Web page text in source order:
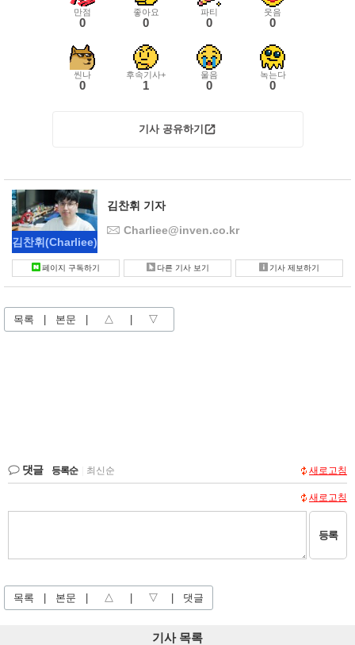
만점
0
좋아요
0
파티
0
웃음
0
씬나
0
후속기사+
1
울음
0
녹는다
0
기사 공유하기
김찬휘(Charliee)
김찬휘 기자
Charliee@inven.co.kr
페이지 구독하기 다른 기사 보기 기사 제보하기
목록 | 본문 | △ | ▽
댓글 등록순 최신순 새로고침
새로고침
등록
목록 | 본문 | △ | ▽ | 댓글
기사 목록